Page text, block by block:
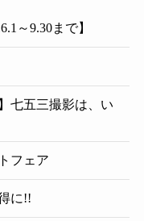
～9.30まで】
七五三撮影は、い
フェア
に!!